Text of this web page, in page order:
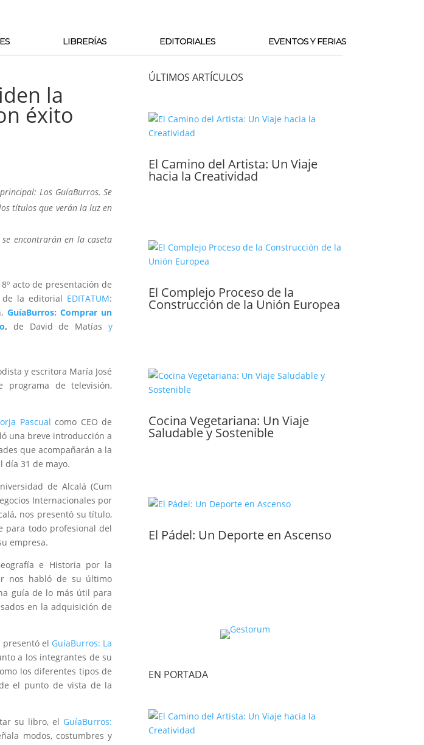
LIBRERÍAS EDITORIALES EVENTOS Y FERIAS
la
éxito
Los GuíaBurros. Se
títulos que verán la luz en
encontrarán en la caseta
acto de presentación de
de la editorial EDITATUM:
GuíaBurros: Comprar un
, de David de Matías y
y escritora María José
de televisión,
Pascual como CEO de
una breve introducción a
que acompañarán a la
día 31 de mayo.
de Alcalá (Cum
Internacionales por
nos presentó su título,
para todo profesional del
empresa.
e Historia por la
nos habló de su último
guía de lo más útil para
en la adquisición de
presentó el GuíaBurros: La
a los integrantes de su
los diferentes tipos de
el punto de vista de la
su libro, el GuíaBurros:
modos, costumbres y
ÚLTIMOS ARTÍCULOS
El Camino del Artista: Un Viaje
hacia la Creatividad
El Complejo Proceso de la
Construcción de la Unión Europea
Cocina Vegetariana: Un Viaje
Saludable y Sostenible
El Pádel: Un Deporte en Ascenso
EN PORTADA